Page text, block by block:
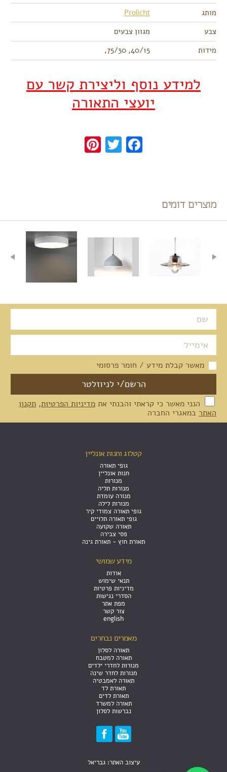
מותג
Prolicht
צבע
מגוון צבעים
מידות
40/15, 75/30,
למידע נוסף וליצירת קשר עם
יועצי התאורה
Facebook
Twitter
Pinterest
מוצרים דומים
מאשר קבלת מידע / חומר פרסומי
הנני מאשר כי קראתי והבנתי את מדיניות הפרטיות, תקנון
האתר במאגרי החברה
קטלוג וחנות אונליין
גופי תאורה
חנות אונליין
מנורות
מנורות תליה
מנורה עומדת
מנורות לילה
גופי תאורה צמודי קיר
גופי תאורה תלויים
תאורה שקועה
פסי צבירה
תאורת חוץ - תאורת גינה
מידע שמושי
אודות
תנאי שימוש
מדיניות פרטיות
הסדרי נגישות
מפת אתר
צור קשר
english
מאמרים נבחרים
תאורה לסלון
תאורה למטבח
מנורות לחדרי ילדים
מנורות לחדר שינה
תאורה לאמבטיה
תאורת לד
תאורת לדים
תאורה למשרד
נברשות לסלון
עיצוב האתר: גבריאל